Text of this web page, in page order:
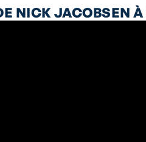
NICK JACOBSEN